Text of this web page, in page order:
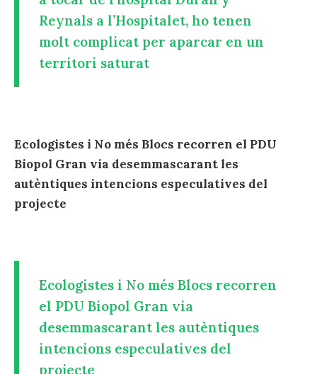
Reynals a l’Hospitalet, ho tenen
molt complicat per aparcar en un
territori saturat
Ecologistes i No més Blocs recorren el PDU
Biopol Gran via desemmascarant les
autèntiques intencions especulatives del
projecte
Ecologistes i No més Blocs recorren
el PDU Biopol Gran via
desemmascarant les autèntiques
intencions especulatives del
projecte